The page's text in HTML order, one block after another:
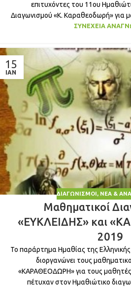
επιτυχόντες του 11ου
Διαγωνισμού «Κ. Καραθεοδωρή» για
ΣΥΝΈΧΕΙΑ
15
ΙΑΝ
ΔΙΑΓΩΝΙΣΜΟΊ, ΝΈΑ &
Μαθηματικοί
«ΕΥΚΛΕΙΔΗΣ» και
2019
Το παράρτημα Ημαθίας της
διοργανώνει τους
«ΚΑΡΑΘΕΟΔΩΡΗ» για τους μαθητές
πέτυχαν στον Ημαθιώτικο